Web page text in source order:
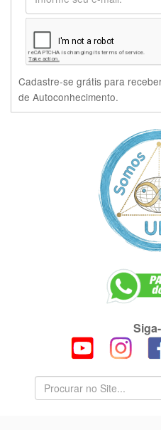
Cadastre-se grátis para
de Autoconhecimento.